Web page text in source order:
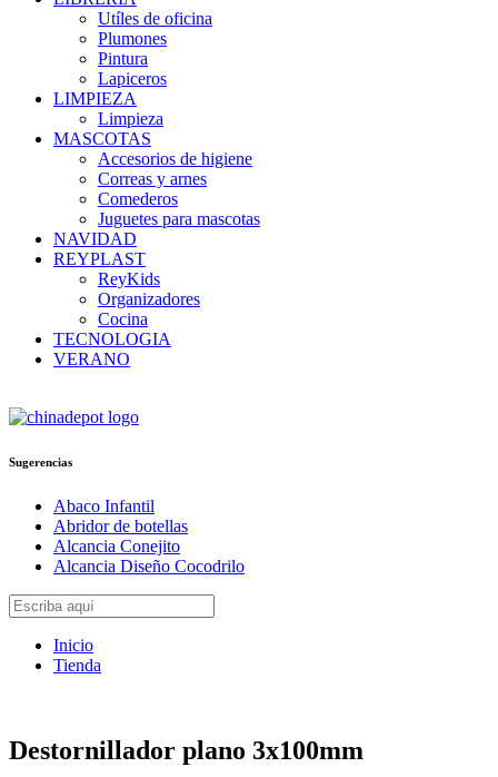
Utíles de oficina
Plumones
Pintura
Lapiceros
LIMPIEZA
Limpieza
MASCOTAS
Accesorios de higiene
Correas y arnes
Comederos
Juguetes para mascotas
NAVIDAD
REYPLAST
ReyKids
Organizadores
Cocina
TECNOLOGIA
VERANO
Sugerencias
Abaco Infantil
Abridor de botellas
Alcancia Conejito
Alcancia Diseño Cocodrilo
Inicio
Tienda
Destornillador plano 3x100mm